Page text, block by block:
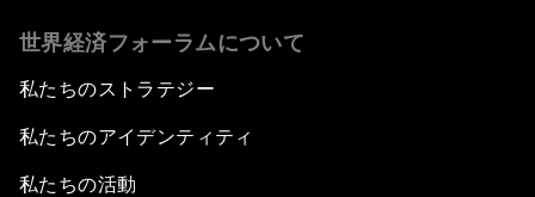
世界経済フォーラムについて
私たちのストラテジー
私たちのアイデンティティ
私たちの活動